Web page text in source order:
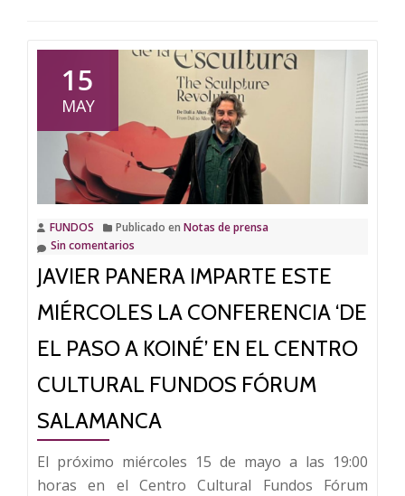
15
MAY
FUNDOS Publicado en Notas de prensa
Sin comentarios
JAVIER PANERA IMPARTE ESTE
MIÉRCOLES LA CONFERENCIA ‘DE
EL PASO A KOINÉ’ EN EL CENTRO
CULTURAL FUNDOS FÓRUM
SALAMANCA
El próximo miércoles 15 de mayo a las 19:00
horas en el Centro Cultural Fundos Fórum